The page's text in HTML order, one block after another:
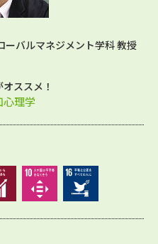
ーバルマネジメント学科 教授
ススメ！
理学